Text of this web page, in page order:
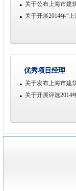
关于公布上海市建
关于开展2014年“
优秀项目经理
关于发布上海市建
关于开展评选2014